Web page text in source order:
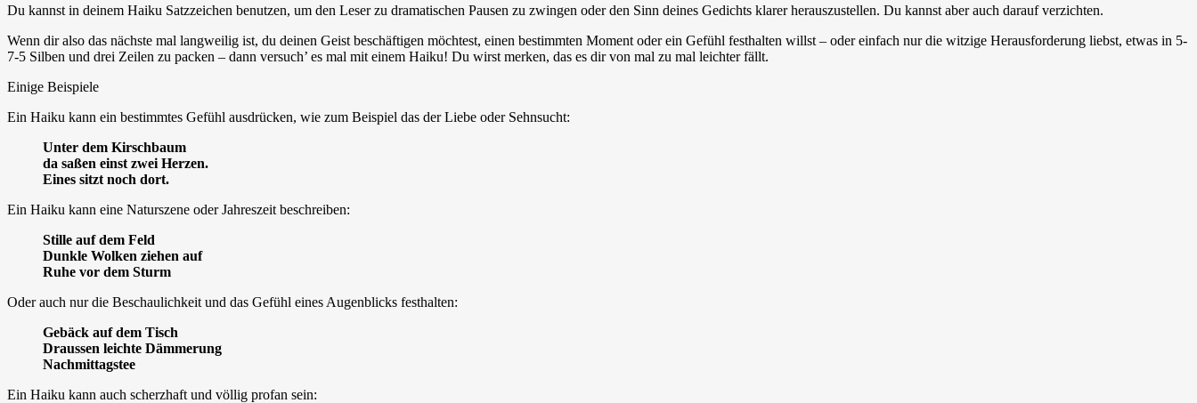
Du kannst in deinem Haiku Satzzeichen benutzen, um den Leser zu dramatischen Pausen zu zwingen oder den Sinn deines Gedichts klarer herauszustellen. Du kannst aber auch darauf verzichten.
Wenn dir also das nächste mal langweilig ist, du deinen Geist beschäftigen möchtest, einen bestimmten Moment oder ein Gefühl festhalten willst – oder einfach nur die witzige Herausforderung liebst, etwas in 5-
7-5 Silben und drei Zeilen zu packen – dann versuch’ es mal mit einem Haiku! Du wirst merken, das es dir von mal zu mal leichter fällt.
Einige Beispiele
Ein Haiku kann ein bestimmtes Gefühl ausdrücken, wie zum Beispiel das der Liebe oder Sehnsucht:
Unter dem Kirschbaum
da saßen einst zwei Herzen.
Eines sitzt noch dort.
Ein Haiku kann eine Naturszene oder Jahreszeit beschreiben:
Stille auf dem Feld
Dunkle Wolken ziehen auf
Ruhe vor dem Sturm
Oder auch nur die Beschaulichkeit und das Gefühl eines Augenblicks festhalten:
Gebäck auf dem Tisch
Draussen leichte Dämmerung
Nachmittagstee
Ein Haiku kann auch scherzhaft und völlig profan sein: